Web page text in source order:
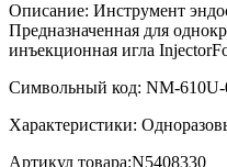
Описание: Инструмент
Предназначенная для
инъекционная игла
Символьный код: NM-610U-
Характеристики:
Артикул товара:N5408330